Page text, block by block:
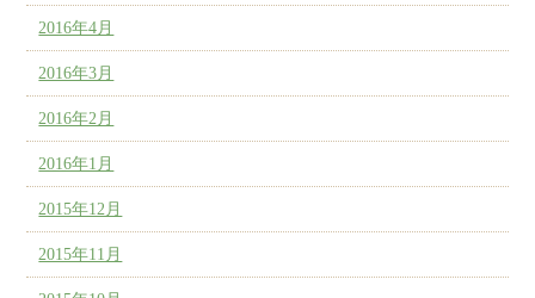
2016年4月
2016年3月
2016年2月
2016年1月
2015年12月
2015年11月